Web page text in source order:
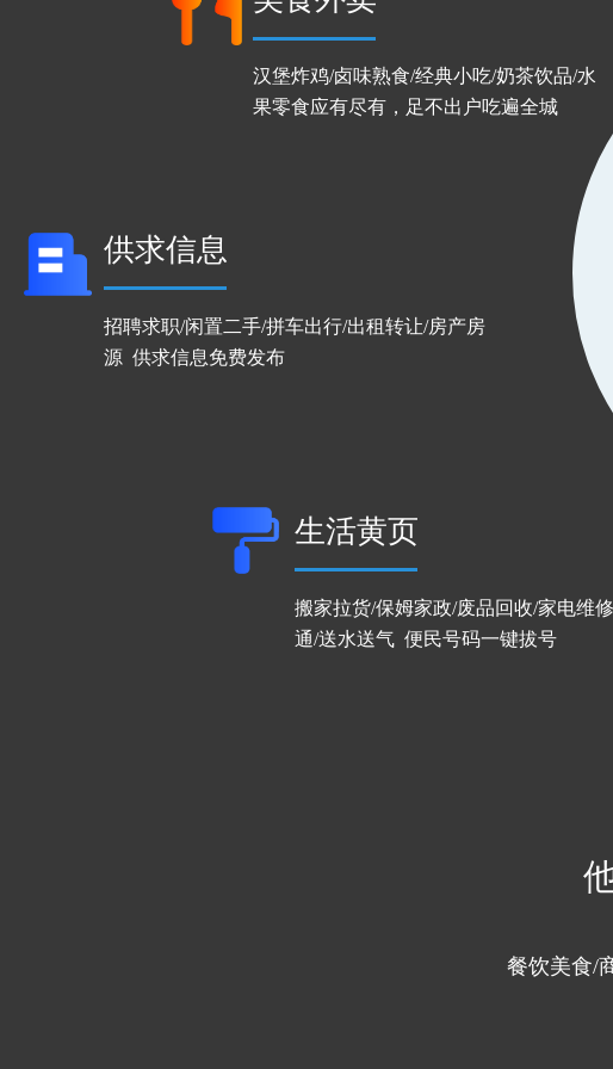
汉堡炸鸡/卤味熟食/经典小吃/奶茶饮品/水
果零食应有尽有，足不出户吃遍全城
供求信息
招聘求职/闲置二手/拼车出行/出租转让/房产房
源  供求信息免费发布
生活黄页
搬家拉货/保姆家政/废品回收/家电维
通/送水送气  便民号码一键拔号
餐饮美食/